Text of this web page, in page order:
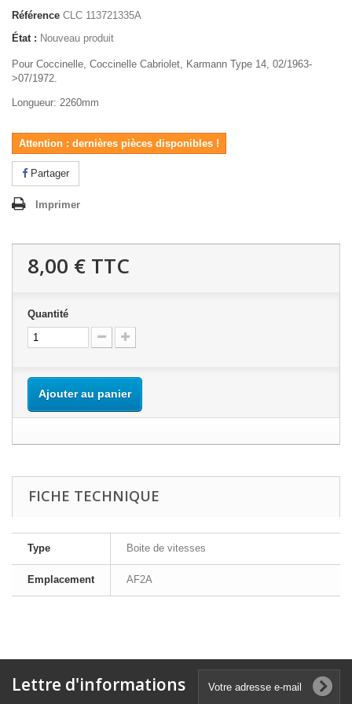
Référence CLC 113721335A
État : Nouveau produit
Pour Coccinelle, Coccinelle Cabriolet, Karmann Type 14, 02/1963-
>07/1972.
Longueur: 2260mm
Attention : dernières pièces disponibles !
Partager
Imprimer
8,00 € TTC
Quantité
Ajouter au panier
FICHE TECHNIQUE
Type Boite de vitesses
Emplacement AF2A
Lettre d'informations